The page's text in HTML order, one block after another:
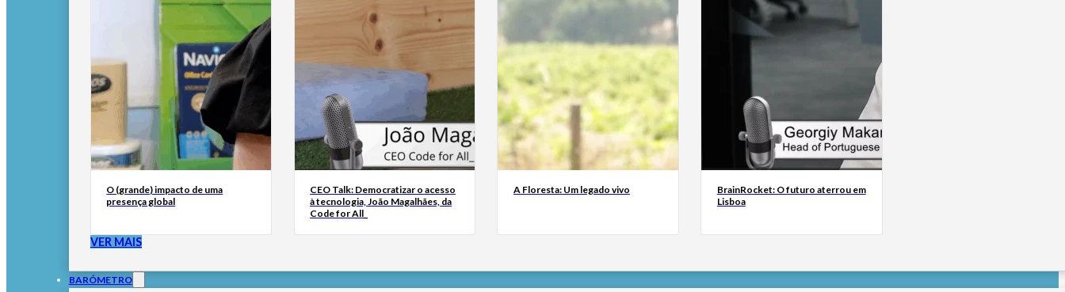
O (grande) impacto de uma
presença global
CEO Talk: Democratizar o acesso
à tecnologia, João Magalhães, da
Code for All_
A Floresta: Um legado vivo
BrainRocket: O futuro aterrou em
Lisboa
VER MAIS
BARÓMETRO